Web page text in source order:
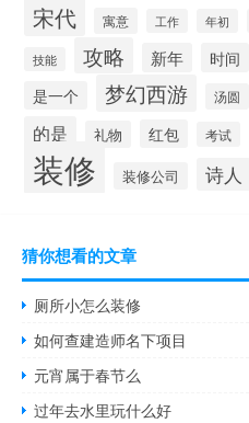
宋代 寓意 工作 年初
技能 攻略 新年 时间
是一个 梦幻西游 汤圆
的是 礼物 红包 考试
装修 装修公司 诗人
猜你想看的文章
厕所小怎么装修
如何查建造师名下项目
元宵属于春节么
过年去水里玩什么好